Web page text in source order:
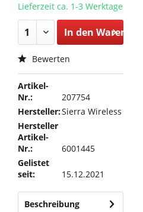
Lieferzeit ca. 1-3 Werktage
In den Warenkorb
Bewerten
Artikel-
Nr.:
207754
Hersteller:Sierra Wireless
Hersteller
Artikel-
Nr.:
6001445
Gelistet
seit:
15.12.2021
Beschreibung